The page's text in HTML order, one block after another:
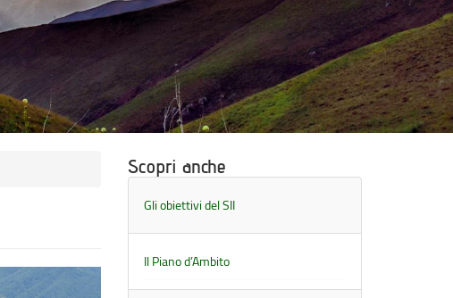
Scopri anche
Gli obiettivi del SII
Il Piano d’Ambito